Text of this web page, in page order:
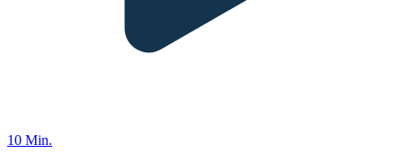
10 Min.